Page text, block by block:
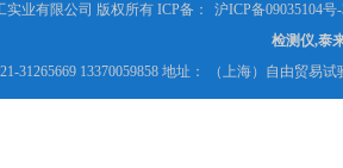
实业有限公司 版权所有 ICP备：
沪ICP备09035104号
检测仪,泰
31265669 13370059858 地址： （上海）自由贸易